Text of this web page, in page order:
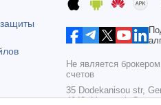
Не является
счетов
35 Dodekanisou str,
4043, Limassol, Cyprus